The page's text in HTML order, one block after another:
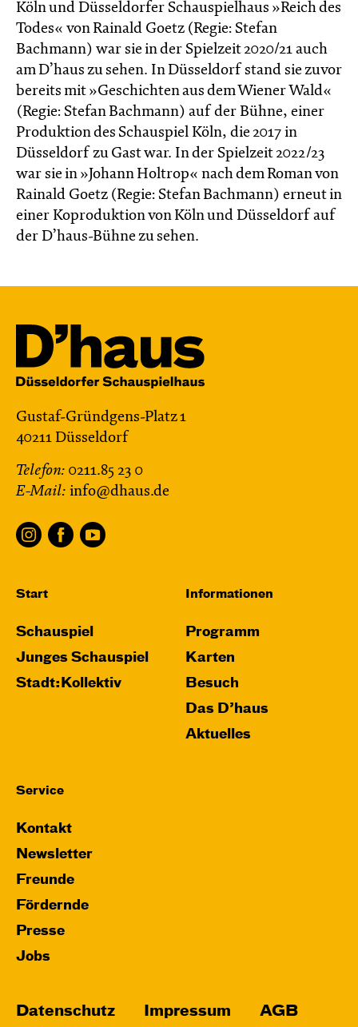
Köln und Düsseldorfer Schauspielhaus »Reich des
Todes« von Rainald Goetz (Regie: Stefan
Bachmann) war sie in der Spielzeit 2020/21 auch
am D’haus zu sehen. In Düsseldorf stand sie zuvor
bereits mit »Geschichten aus dem Wiener Wald«
(Regie: Stefan Bachmann) auf der Bühne, einer
Produktion des Schauspiel Köln, die 2017 in
Düsseldorf zu Gast war.​ In der Spielzeit 2022/23
war sie in »Johann Holtrop« nach dem Roman von
Rainald Goetz (Regie: Stefan Bachmann) erneut in
einer Koproduktion von Köln und Düsseldorf auf
der D’haus-Bühne zu sehen.
Gustaf-Gründgens-Platz 1
40211 Düsseldorf
Telefon: 0211.85 23 0
E-Mail: info@dhaus.de
Start
Schauspiel
Junges Schauspiel
Stadt:Kollektiv
Informationen
Programm
Karten
Besuch
Das D’haus
Aktuelles
Service
Kontakt
Newsletter
Freunde
Fördernde
Presse
Jobs
Datenschutz Impressum AGB